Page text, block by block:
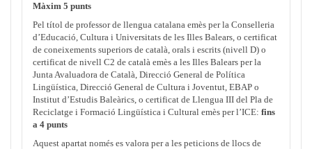
Màxim 5 punts
Pel títol de professor de llengua catalana emès per la Conselleria
d’Educació, Cultura i Universitats de les Illes Balears, o certificat
de coneixements superiors de català, orals i escrits (nivell D) o
certificat de nivell C2 de català emès a les Illes Balears per la
Junta Avaluadora de Català, Direcció General de Política
Lingüística, Direcció General de Cultura i Joventut, EBAP o
Institut d’Estudis Baleàrics, o certificat de Llengua III del Pla de
Reciclatge i Formació Lingüística i Cultural emès per l’ICE: fins
a 4 punts
Aquest apartat només es valora per a les peticions de llocs de